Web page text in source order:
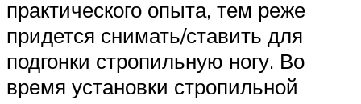
практического опыта, тем реже
придется снимать/ставить для
подгонки стропильную ногу. Во
время установки стропильной